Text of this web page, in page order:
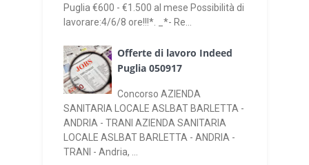
Puglia €600 - €1.500 al mese Possibilità di
lavorare:4/6/8 ore!!!*. _*- Re...
Offerte di lavoro Indeed
Puglia 050917
Concorso AZIENDA
SANITARIA LOCALE ASLBAT BARLETTA -
ANDRIA - TRANI AZIENDA SANITARIA
LOCALE ASLBAT BARLETTA - ANDRIA -
TRANI - Andria, ...